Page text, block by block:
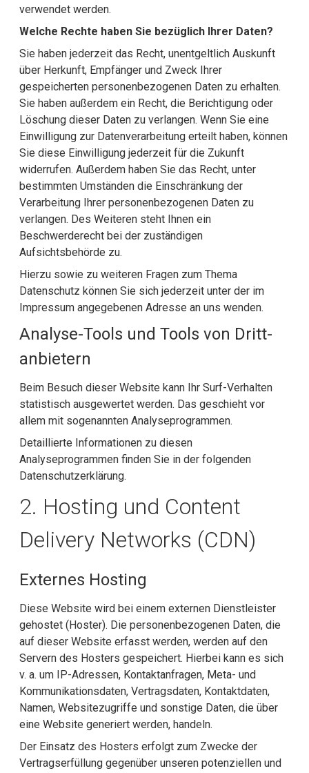
verwendet werden.
Welche Rechte haben Sie bezüglich Ihrer Daten?
Sie haben jederzeit das Recht, unentgeltlich Auskunft
über Herkunft, Empfänger und Zweck Ihrer
gespeicherten personenbezogenen Daten zu erhalten.
Sie haben außerdem ein Recht, die Berichtigung oder
Löschung dieser Daten zu verlangen. Wenn Sie eine
Einwilligung zur Datenverarbeitung erteilt haben, können
Sie diese Einwilligung jederzeit für die Zukunft
widerrufen. Außerdem haben Sie das Recht, unter
bestimmten Umständen die Einschränkung der
Verarbeitung Ihrer personenbezogenen Daten zu
verlangen. Des Weiteren steht Ihnen ein
Beschwerderecht bei der zuständigen
Aufsichtsbehörde zu.
Hierzu sowie zu weiteren Fragen zum Thema
Datenschutz können Sie sich jederzeit unter der im
Impressum angegebenen Adresse an uns wenden.
Analyse-Tools und Tools von Dritt­
anbietern
Beim Besuch dieser Website kann Ihr Surf-Verhalten
statistisch ausgewertet werden. Das geschieht vor
allem mit sogenannten Analyseprogrammen.
Detaillierte Informationen zu diesen
Analyseprogrammen finden Sie in der folgenden
Datenschutzerklärung.
2. Hosting und Content
Delivery Networks (CDN)
Externes Hosting
Diese Website wird bei einem externen Dienstleister
gehostet (Hoster). Die personenbezogenen Daten, die
auf dieser Website erfasst werden, werden auf den
Servern des Hosters gespeichert. Hierbei kann es sich
v. a. um IP-Adressen, Kontaktanfragen, Meta- und
Kommunikationsdaten, Vertragsdaten, Kontaktdaten,
Namen, Websitezugriffe und sonstige Daten, die über
eine Website generiert werden, handeln.
Der Einsatz des Hosters erfolgt zum Zwecke der
Vertragserfüllung gegenüber unseren potenziellen und